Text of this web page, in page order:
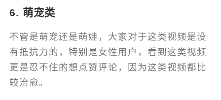
6. 萌宠类
不管是萌宠还是萌娃，大家对于这类视频是没
有抵抗力的，特别是女性用户，看到这类视频
更是忍不住的想点赞评论，因为这类视频都比
较治愈。